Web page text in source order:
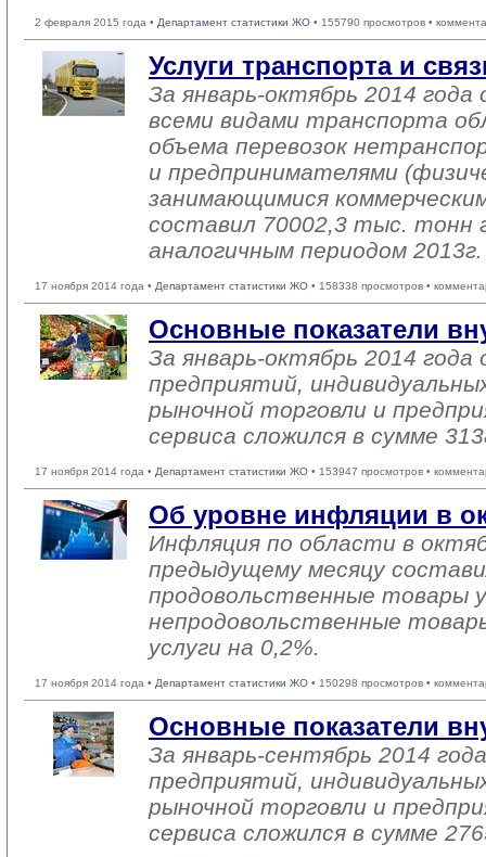
2 февраля 2015 года • Департамент статистики ЖО • 155790 просмотров •
Услуги транспорта и
За январь-октябрь 2014 года
всеми видами транспорта
объема перевозок
и предпринимателями
занимающимися
составил 70002,3 тыс. тонн
аналогичным периодом
17 ноября 2014 года • Департамент статистики ЖО • 158338 просмотров •
Основные показатели
За январь-октябрь 2014
предприятий,
рыночной торговли и
сервиса сложился в сумме
17 ноября 2014 года • Департамент статистики ЖО • 153947 просмотров •
Об уровне инфляции в
Инфляция по области в
предыдущему месяцу
продовольственные товары
непродовольственные
услуги на 0,2%.
17 ноября 2014 года • Департамент статистики ЖО • 150298 просмотров •
Основные показатели
За январь-сентябрь 2014
предприятий,
рыночной торговли и
сервиса сложился в сумме